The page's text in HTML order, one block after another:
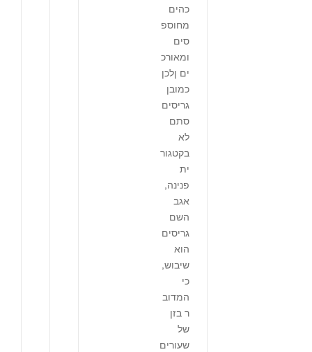
כהים
מחוספ
סים
ומאורכ
ים ןלכן
כמובן
גריסים
סתם
לא
בקטגור
ית
פנינה,
אגב
השם
גריסים
הוא
שיבוש,
כי
המדוב
ר בזן
של
שעורים